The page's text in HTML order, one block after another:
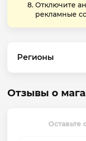
Отключите
рекламные
Регионы
Отзывы о
Оставьте